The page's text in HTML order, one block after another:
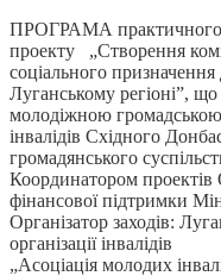
ПРОГРАМА практичного
проекту „Створення
соціального
Луганському регіоні”,
молодіжною громадською
інвалідів Східного
громадянського
Координатором
фінансової підтримки
Організатор заходів:
організації інвалідів
„Асоціація молодих